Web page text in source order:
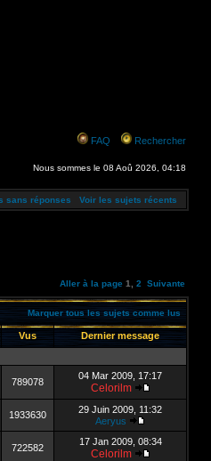
FAQ Rechercher
Nous sommes le 08 Aoû 2026, 04:18
sans réponses Voir les sujets récents
Aller à la page 1 2 Suivante
Marquer tous les sujets comme lus
Vus Dernier message
789078
04 Mar 2009, 17:17
Celorilm
1933630
29 Juin 2009, 11:32
Aeryus
722582
17 Jan 2009, 08:34
Celorilm